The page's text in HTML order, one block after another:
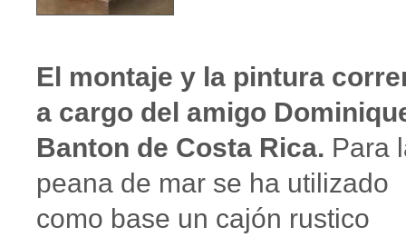
El montaje y la pintura
a cargo del amigo
Banton de Costa Rica. Para
peana de mar se ha utilizado
como base un cajón rustico